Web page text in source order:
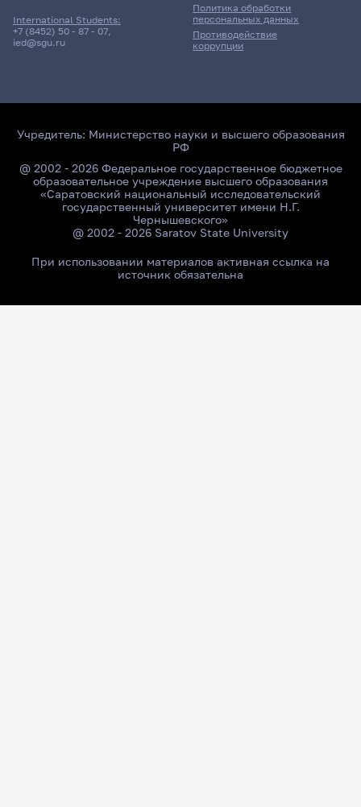
International Students:
+7 (8452) 50 - 87 - 07,
ied@sgu.ru
Политика обработки
персональных данных
Противодействие
коррупции
Учредитель: Министерство науки и высшего образования
РФ
@ 2002 - 2026 Федеральное государственное бюджетное
образовательное учреждение высшего образования
«Саратовский национальный исследовательский
государственный университет имени Н.Г.
Чернышевского»
@ 2002 - 2026 Saratov State University
При использовании материалов активная ссылка на
источник обязательна